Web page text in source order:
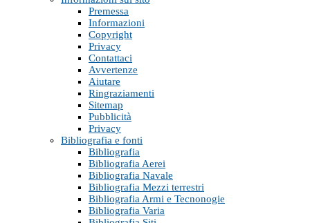
Premessa
Informazioni
Copyright
Privacy
Contattaci
Avvertenze
Aiutare
Ringraziamenti
Sitemap
Pubblicità
Privacy
Bibliografia e fonti
Bibliografia
Bibliografia Aerei
Bibliografia Navale
Bibliografia Mezzi terrestri
Bibliografia Armi e Tecnonogie
Bibliografia Varia